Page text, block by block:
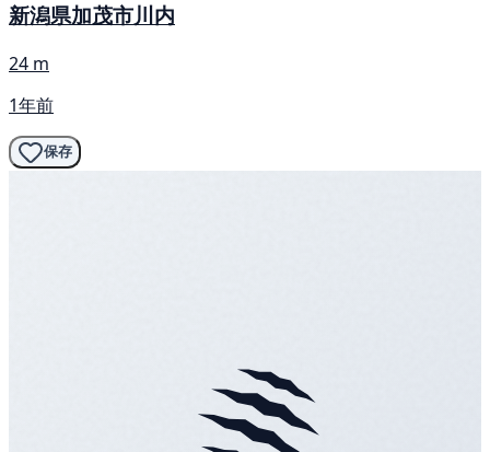
新潟県加茂市川内
24 m
1年前
保存